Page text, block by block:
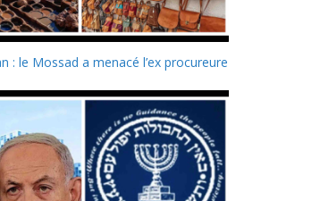
: le Mossad a menacé l’ex procureure